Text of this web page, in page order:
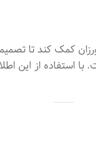
کمک کند تا
استفاده از این